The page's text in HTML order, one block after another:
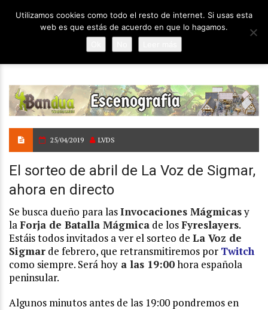
25/04/2019 LVDS
El sorteo de abril de La Voz de Sigmar,
ahora en directo
Se busca dueño para lasInvocaciones Mágmicasy
laForja de Batalla Mágmica de losFyreslayers.
Estáis todos invitados a ver el sorteo de La Voz de
Sigmar de febrero, que retransmitiremos por Twitch
como siempre. Será hoy a las 19:00hora española
peninsular.
Algunos minutos antes de las 19:00 pondremos en
Utilizamos cookies como todo el resto de internet. Si usas esta
web es que estás de acuerdo en que lo hagamos.